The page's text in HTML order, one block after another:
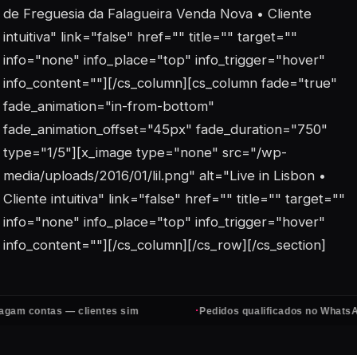
de Freguesia da Falagueira Venda Nova • Cliente
intuitiva" link="false" href="" title="" target=""
info="none" info_place="top" info_trigger="hover"
info_content=""][/cs_column][cs_column fade="true"
fade_animation="in-from-bottom"
fade_animation_offset="45px" fade_duration="750"
type="1/5"][x_image type="none" src="/wp-
media/uploads/2016/01/lil.png" alt="Live in Lisbon •
Cliente intuitiva" link="false" href="" title="" target=""
info="none" info_place="top" info_trigger="hover"
info_content=""][/cs_column][/cs_row][/cs_section]
contas — clientes sim Pedidos qualificados no WhatsApp,